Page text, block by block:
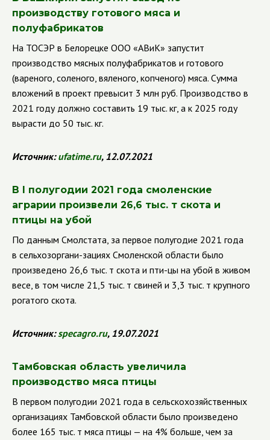
производству готового мяса и
полуфабрикатов
На ТОСЭР в Белорецке ООО «АВиК» запустит
производство мясных полуфабрикатов и готового
(вареного, соленого, вяленого, копченого) мяса. Сумма
вложений в проект превысит 3 млн руб. Производство в
2021 году должно составить 19 тыс. кг, а к 2025 году
вырасти до 50 тыс. кг.
Источник:ufatime.ru, 12.07.2021
В I полугодии 2021 года смоленские
аграрии произвели 26,6 тыс. т скота и
птицы на убой
По данным Смолстата, за первое полугодие 2021 года
в сельхозоргани-зациях Смоленской области было
произведено 26,6 тыс. т скота и пти-цы на убой в живом
весе, в том числе 21,5 тыс. т свиней и 3,3 тыс. т крупного
рогатого скота.
Источник:specagro.ru, 19.07.2021
Тамбовская область увеличила
производство мяса птицы
В первом полугодии 2021 года в сельскохозяйственных
организациях Тамбовской области было произведено
более 165 тыс. т мяса птицы — на 4% больше, чем за